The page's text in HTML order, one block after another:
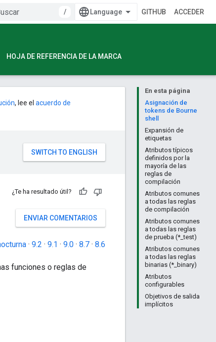
/ GITHUB ACCEDER
HOJA DE REFERENCIA DE LA MARCA
En esta página
Asignación de
tokens de Bourne
shell
Expansión de
etiquetas
Atributos típicos
definidos por la
mayoría de las
reglas de
compilación
Atributos comunes
a todas las reglas
de compilación
Atributos comunes
a todas las reglas
de prueba (*_test)
Atributos comunes
a todas las reglas
binarias (*_binary)
Atributos
configurables
Objetivos de salida
implícitos
, lee el acuerdo de
¿Te ha resultado útil?
ENVIAR COMENTARIOS
· 9.2 · 9.1 · 9.0 · 8.7 · 8.6
funciones o reglas de